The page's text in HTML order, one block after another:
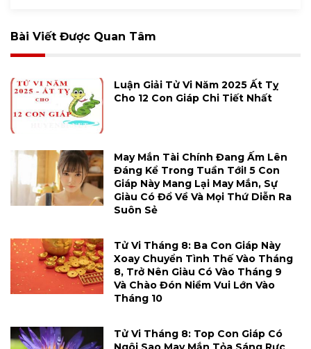
Bài Viết Được Quan Tâm
Luận Giải Tử Vi Năm 2025 Ất Tỵ
Cho 12 Con Giáp Chi Tiết Nhất
May Mắn Tài Chính Đang Ấm Lên
Đáng Kể Trong Tuần Tới! 5 Con
Giáp Này Mang Lại May Mắn, Sự
Giàu Có Đổ Về Và Mọi Thứ Diễn Ra
Suôn Sẻ
Tử Vi Tháng 8: Ba Con Giáp Này
Xoay Chuyển Tình Thế Vào Tháng
8, Trở Nên Giàu Có Vào Tháng 9
Và Chào Đón Niềm Vui Lớn Vào
Tháng 10
Tử Vi Tháng 8: Top Con Giáp Có